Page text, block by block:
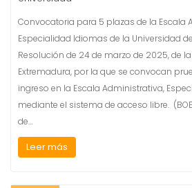
Convocatoria para 5 plazas de la Escala
Especialidad Idiomas de la Universidad
Resolución de 24 de marzo de 2025, de
Extremadura, por la que se convocan
ingreso en la Escala Administrativa,
mediante el sistema de acceso libre. (BOE
de…
Leer más